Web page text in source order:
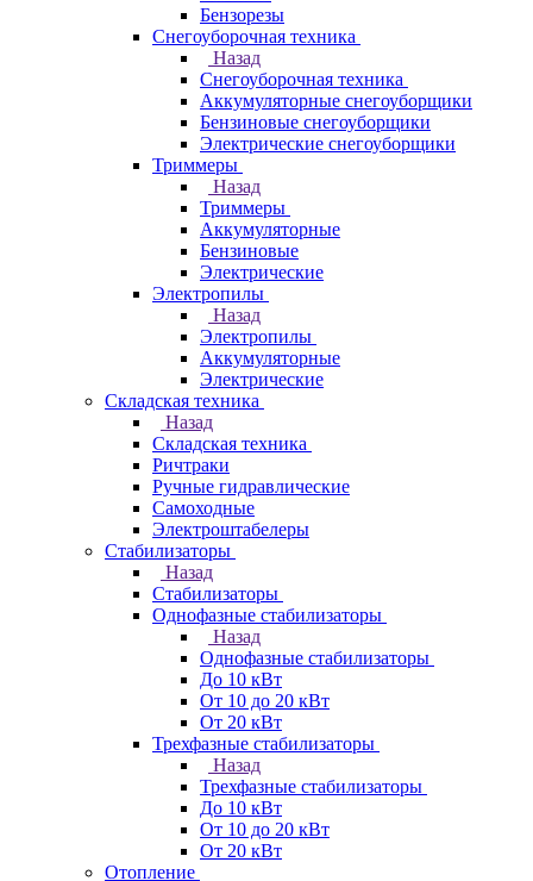
Бензорезы
Снегоуборочная техника
Назад
Снегоуборочная техника
Аккумуляторные снегоуборщики
Бензиновые снегоуборщики
Электрические снегоуборщики
Триммеры
Назад
Триммеры
Аккумуляторные
Бензиновые
Электрические
Электропилы
Назад
Электропилы
Аккумуляторные
Электрические
Складская техника
Назад
Складская техника
Ричтраки
Ручные гидравлические
Самоходные
Электроштабелеры
Стабилизаторы
Назад
Стабилизаторы
Однофазные стабилизаторы
Назад
Однофазные стабилизаторы
До 10 кВт
От 10 до 20 кВт
От 20 кВт
Трехфазные стабилизаторы
Назад
Трехфазные стабилизаторы
До 10 кВт
От 10 до 20 кВт
От 20 кВт
Отопление